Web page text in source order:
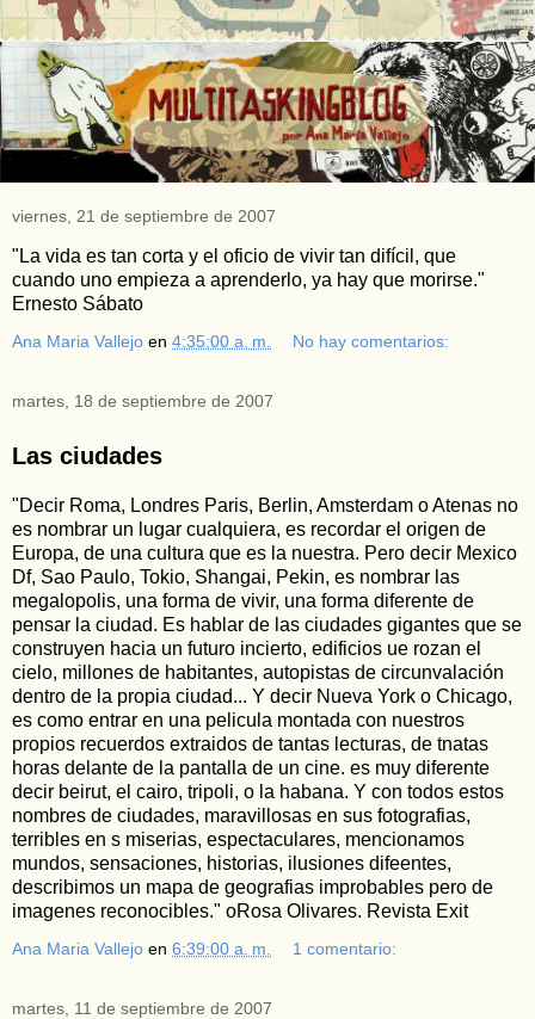
viernes, 21 de septiembre de 2007
"La vida es tan corta y el oficio de vivir tan difícil, que
cuando uno empieza a aprenderlo, ya hay que morirse."
Ernesto Sábato
Ana Maria Vallejo en 4:35:00 a. m. No hay comentarios:
martes, 18 de septiembre de 2007
Las ciudades
"Decir Roma, Londres Paris, Berlin, Amsterdam o Atenas no
es nombrar un lugar cualquiera, es recordar el origen de
Europa, de una cultura que es la nuestra. Pero decir Mexico
Df, Sao Paulo, Tokio, Shangai, Pekin, es nombrar las
megalopolis, una forma de vivir, una forma diferente de
pensar la ciudad. Es hablar de las ciudades gigantes que se
construyen hacia un futuro incierto, edificios ue rozan el
cielo, millones de habitantes, autopistas de circunvalación
dentro de la propia ciudad... Y decir Nueva York o Chicago,
es como entrar en una pelicula montada con nuestros
propios recuerdos extraidos de tantas lecturas, de tnatas
horas delante de la pantalla de un cine. es muy diferente
decir beirut, el cairo, tripoli, o la habana. Y con todos estos
nombres de ciudades, maravillosas en sus fotografias,
terribles en s miserias, espectaculares, mencionamos
mundos, sensaciones, historias, ilusiones difeentes,
describimos un mapa de geografias improbables pero de
imagenes reconocibles." oRosa Olivares. Revista Exit
Ana Maria Vallejo en 6:39:00 a. m. 1 comentario:
martes, 11 de septiembre de 2007